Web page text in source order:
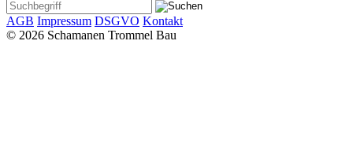
AGB Impressum DSGVO Kontakt
© 2026 Schamanen Trommel Bau